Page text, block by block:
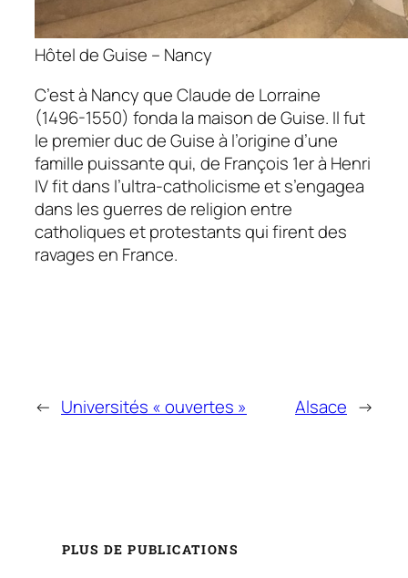
Hôtel de Guise – Nancy
C’est à Nancy que Claude de Lorraine
(1496-1550) fonda la maison de Guise. Il fut
le premier duc de Guise à l’origine d’une
famille puissante qui, de François 1er à Henri
IV fit dans l’ultra-catholicisme et s’engagea
dans les guerres de religion entre
catholiques et protestants qui firent des
ravages en France.
← Universités « ouvertes » Alsace →
PLUS DE PUBLICATIONS